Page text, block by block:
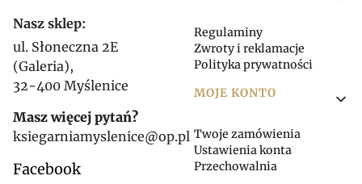
Nasz sklep:
ul. Słoneczna 2E
(Galeria),
32-400 Myślenice
Masz więcej pytań?
ksiegarniamyslenice@op.pl
Facebook
Regulaminy
Zwroty i reklamacje
Polityka prywatności
MOJE KONTO
Twoje zamówienia
Ustawienia konta
Przechowalnia